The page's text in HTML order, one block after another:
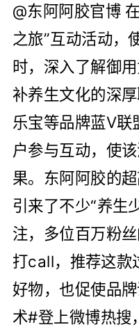
@东阿阿胶官博
之旅”互动活动，
时，深入了解御
补养生文化的深
乐宝等品牌蓝V联
户参与互动，使
果。东阿阿胶的
引来了不少“养生
注，多位百万粉
打call，推荐这款
好物，也促使品
术#登上微博热